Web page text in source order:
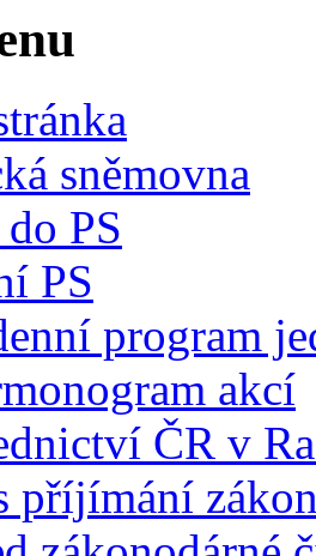
sněmovna
PS
PS
program
akcí
ČR v
příjímání